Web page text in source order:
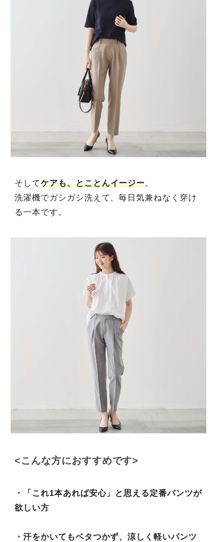
そしてケアも、とことんイージー。
洗濯機でガシガシ洗えて、毎日気兼ねなく穿け
る一本です。
<こんな方におすすめです>
・「これ1本あれば安心」と思える定番パンツが
欲しい方
・汗をかいてもベタつかず、涼しく軽いパンツ